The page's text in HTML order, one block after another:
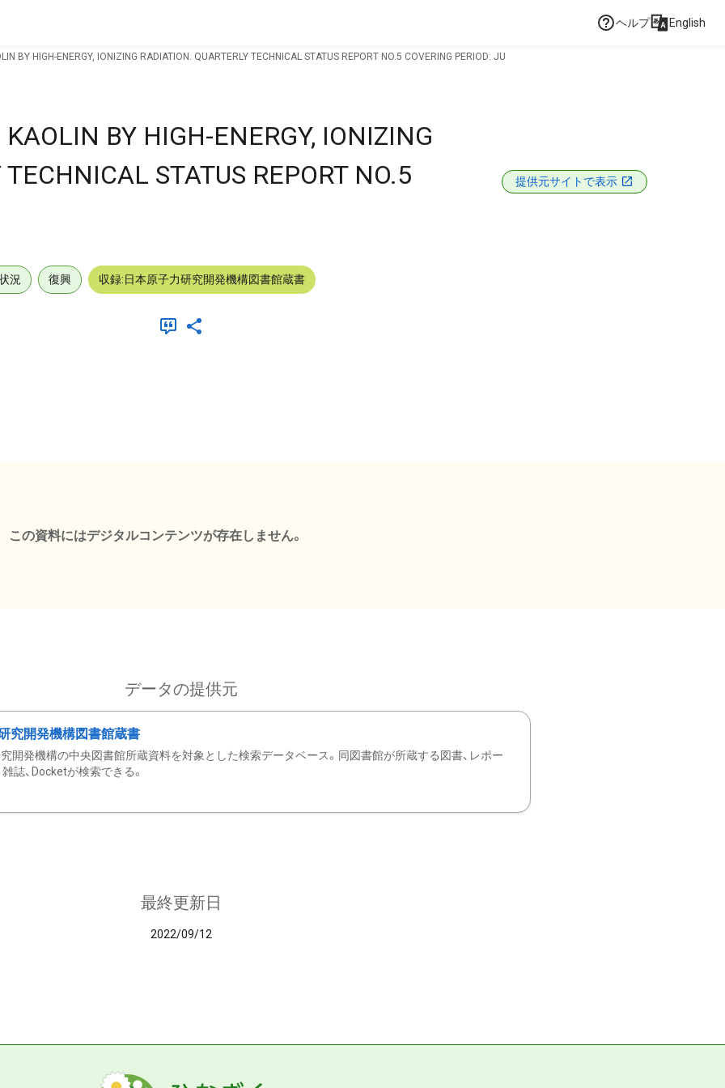
ヘルプ English
BY HIGH-ENERGY, IONIZING RADIATION. QUARTERLY TECHNICAL STATUS REPORT NO.5 COVERING PERIOD: JU
BY HIGH-ENERGY, IONIZING
STATUS REPORT NO.5
提供元サイトで表示
況 復興 収録:日本原子力研究開発機構図書館蔵書
この資料にはデジタルコンテンツが存在しません。
データの提供元
究開発機構図書館蔵書
開発機構の中央図書館所蔵資料を対象とした検索データベース。同図書館が所蔵する図書、レポー
雑誌、Docketが検索できる。
最終更新日
2022/09/12